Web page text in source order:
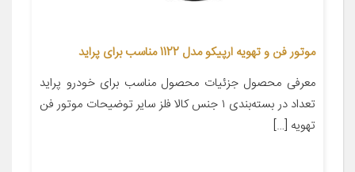
موتور فن و تهویه ارپیکو مدل 1122 مناسب برای پراید
معرفی محصول جزئیات محصول مناسب برای خودرو پراید
تعداد در بسته‌بندی ۱ جنس کالا فلز سایر توضیحات موتور فن
تهویه […]